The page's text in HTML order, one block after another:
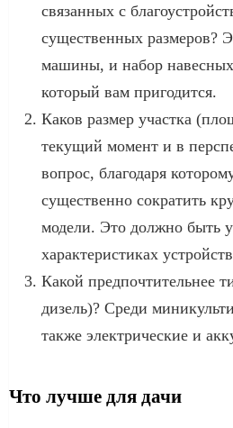
связанных с
существенных размеров?
машины, и набор
который вам пригодится.
Каков размер участка
текущий момент и в
вопрос, благодаря
существенно сократить
модели. Это должно быть
характеристиках
Какой предпочтительнее
дизель)? Среди
также электрические и
Что лучше для дачи